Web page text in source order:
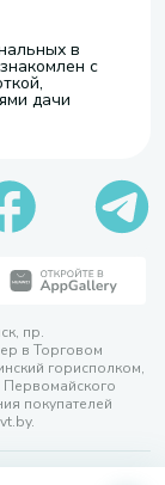
в
с
дачи
пр.
в Торговом
горисполком,
Первомайского
покупателей